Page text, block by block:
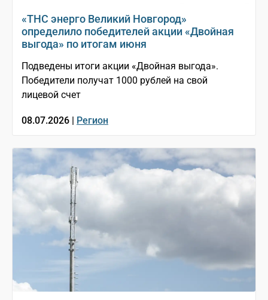
«ТНС энерго Великий Новгород»
определило победителей акции «Двойная
выгода» по итогам июня
Подведены итоги акции «Двойная выгода».
Победители получат 1000 рублей на свой
лицевой счет
08.07.2026 | Регион